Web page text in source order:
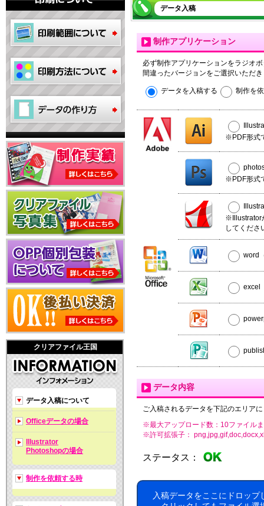
クリアファイル王国
データ入稿について
Officeデータの場合
Illustrator
Photoshopの場合
制作を依頼する時
データ入稿
制作アプリケーション
必ず制作アプリケーションをラジオ
間違ったバージョンをご選択いただ
データを入稿する 制作を
※PDF形式
※PDF形式
※Illustrator
してくださ
word
excel
データ内容
ご入稿されるデータを下記のエリア
※最大アップロード数：10ファイル
※許可拡張子：
ステータス：
入稿データをここにドロップ